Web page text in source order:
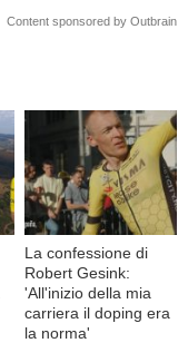
Content sponsored by Outbrain
La confessione di
Robert Gesink:
'All'inizio della mia
carriera il doping era
la norma'